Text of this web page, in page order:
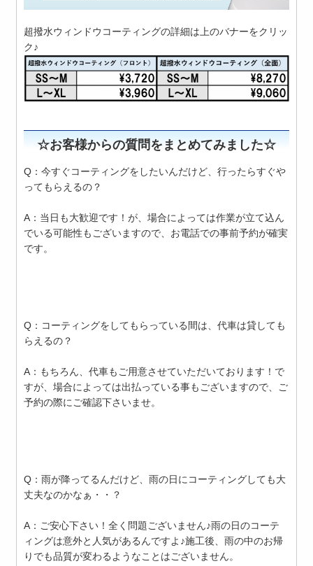
超撥水ウィンドウコーティングの詳細は上のバナーをクリッ
ク♪
☆お客様からの質問をまとめてみました☆
Q：今すぐコーティングをしたいんだけど、行ったらすぐや
ってもらえるの？
A：当日も大歓迎です！が、場合によっては作業が立て込ん
でいる可能性もございますので、お電話での事前予約が確実
です。
Q：コーティングをしてもらっている間は、代車は貸しても
らえるの？
A：もちろん、代車もご用意させていただいております！で
すが、場合によっては出払っている事もございますので、ご
予約の際にご確認下さいませ。
Q：雨が降ってるんだけど、雨の日にコーティングしても大
丈夫なのかなぁ・・？
A：ご安心下さい！全く問題ございません♪雨の日のコーテ
ィングは意外と人気があるんですよ♪施工後、雨の中のお帰
りでも品質が変わるようなことはございません。